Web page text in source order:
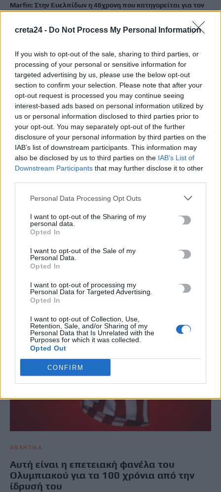
creta24 - Do Not Process My Personal Information
If you wish to opt-out of the sale, sharing to third parties, or
processing of your personal or sensitive information for
targeted advertising by us, please use the below opt-out
section to confirm your selection. Please note that after your
opt-out request is processed you may continue seeing
interest-based ads based on personal information utilized by
us or personal information disclosed to third parties prior to
your opt-out. You may separately opt-out of the further
disclosure of your personal information by third parties on the
IAB’s list of downstream participants. This information may
also be disclosed by us to third parties on the IAB’s List of
Downstream Participants that may further disclose it to other
Personal Data Processing Opt Outs
I want to opt-out of the Sharing of my
personal data.
Opted In
I want to opt-out of the Sale of my
Personal Data.
Opted In
I want to opt-out of processing my
Personal Data for Targeted Advertising.
Opted In
I want to opt-out of Collection, Use,
Retention, Sale, and/or Sharing of my
Personal Data that Is Unrelated with the
Purposes for which it was collected.
Opted Out
CONFIRM
Marfin: Στην Ευελπίδων η 46χρονη που κατηγορείται για τον
7 Αυγούστου, 2026
Θεοδωρικάκος: Συμβάλλουμε στην εθνική ασφάλεια της
πατρίδας μας με νέο αναπτυξιακό καθεστώς για την Άμυνα
7 Αυγούστου, 2026
Αεροδρόμιο Καστελλίου: Όλα έτοιμα για την υπογραφή της
σύμβασης για τα ραντάρ
7 Αυγούστου, 2026
TRENDING
ΑΕΡΟΔΡΟΜΙΟ ΚΑΣΤΕΛΛΙΟΥ
ΣΧΕΤΙΚΆ ΆΡΘΡΑ
ΑΘΛΗΤΙΚΑ
Αυτή είναι η επετειακή φανέλα του
Ολυμπιακού για τα 100 χρόνια από την
ίδρυσή του